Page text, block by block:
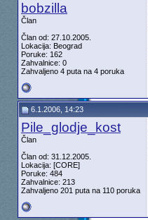
bobzilla
Član
Član od: 27.10.2005.
Lokacija: Beograd
Poruke: 162
Zahvalnice: 0
Zahvaljeno 4 puta na 4 poruka
6.1.2006, 14:23
Pile_glodje_kost
Član
Član od: 31.12.2005.
Lokacija: [CORE]
Poruke: 484
Zahvalnice: 213
Zahvaljeno 201 puta na 110 poruka